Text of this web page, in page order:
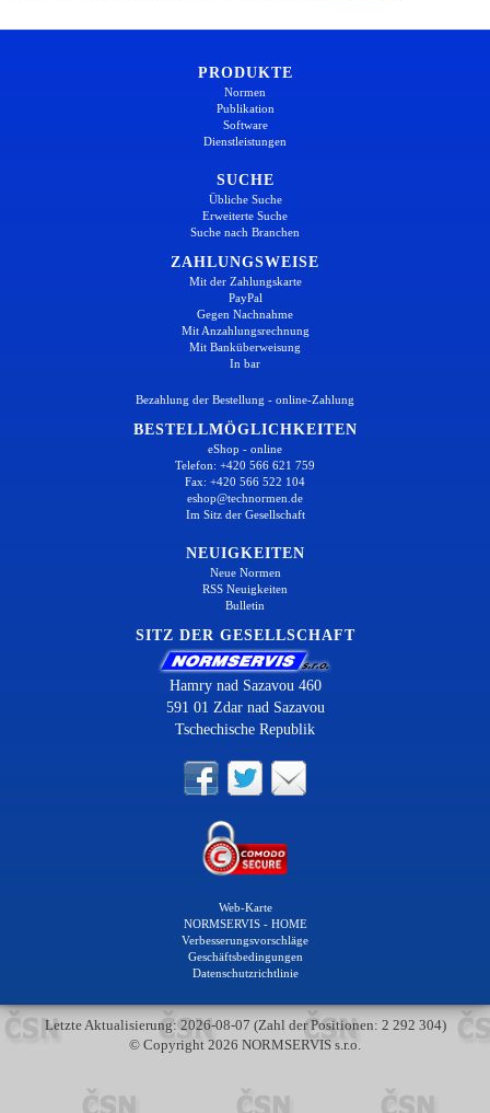
PRODUKTE
Normen
Publikation
Software
Dienstleistungen
SUCHE
Übliche Suche
Erweiterte Suche
Suche nach Branchen
ZAHLUNGSWEISE
Mit der Zahlungskarte
PayPal
Gegen Nachnahme
Mit Anzahlungsrechnung
Mit Banküberweisung
In bar
Bezahlung der Bestellung - online-Zahlung
BESTELLMÖGLICHKEITEN
eShop - online
Telefon: +420 566 621 759
Fax: +420 566 522 104
eshop@technormen.de
Im Sitz der Gesellschaft
NEUIGKEITEN
Neue Normen
RSS Neuigkeiten
Bulletin
SITZ DER GESELLSCHAFT
Hamry nad Sazavou 460
591 01 Zdar nad Sazavou
Tschechische Republik
Web-Karte
NORMSERVIS - HOME
Verbesserungsvorschläge
Geschäftsbedingungen
Datenschutzrichtlinie
Letzte Aktualisierung: 2026-08-07 (Zahl der Positionen: 2 292 304)
© Copyright 2026 NORMSERVIS s.r.o.